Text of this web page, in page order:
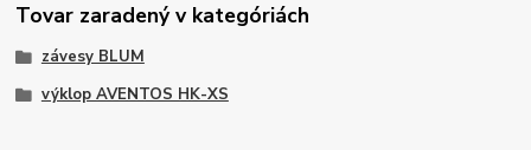
Tovar zaradený v kategóriách
závesy BLUM
výklop AVENTOS HK-XS